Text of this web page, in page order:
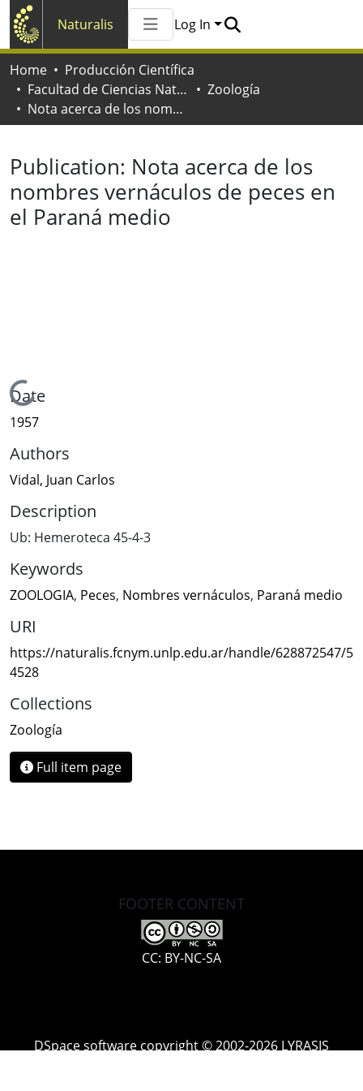
Naturalis
All of Naturalis
Log In
Home
Producción Científica
Facultad de Ciencias Naturales y Museo
Zoología
Nota acerca de los nombres vernáculos de peces en el Paraná medio
Publication: Nota acerca de los
nombres vernáculos de peces en
el Paraná medio
Loading...
Date
1957
Authors
Vidal, Juan Carlos
Description
Ub: Hemeroteca 45-4-3
Keywords
ZOOLOGIA, Peces, Nombres vernáculos, Paraná medio
URI
https://naturalis.fcnym.unlp.edu.ar/handle/628872547/5
4528
Collections
Zoología
Full item page
FOOTER CONTENT
CC: BY-NC-SA
DSpace software copyright © 2002-2026 LYRASIS